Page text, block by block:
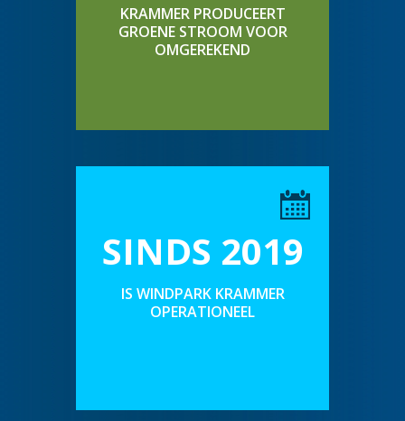
KRAMMER PRODUCEERT
GROENE STROOM VOOR
OMGEREKEND
SINDS 2019
IS WINDPARK KRAMMER
OPERATIONEEL